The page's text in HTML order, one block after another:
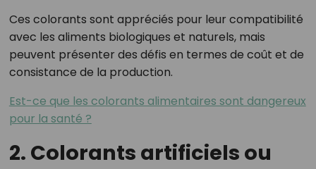
Ces colorants sont appréciés pour leur compatibilité
avec les aliments biologiques et naturels, mais
peuvent présenter des défis en termes de coût et de
consistance de la production.
Est-ce que les colorants alimentaires sont dangereux
pour la santé ?
2. Colorants artificiels ou